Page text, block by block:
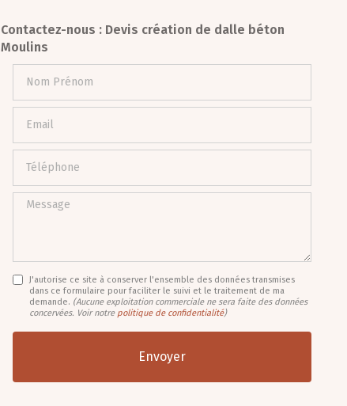
Contactez-nous : Devis création de dalle béton
Moulins
Message
J'autorise ce site à conserver l'ensemble des données transmises
dans ce formulaire pour faciliter le suivi et le traitement de ma
demande. (Aucune exploitation commerciale ne sera faite des données
concervées. Voir notre politique de confidentialité)